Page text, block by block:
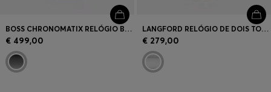
BOSS CHRONOMATIX RELÓGIO BANHADO A PRETO COM MOSTRADOR COM TEXTURA DE MONOGRAMA
€ 499,00
LANGFORD RELÓGIO DE DOIS TONS COM BRACELETE DE CINCO ELOS
€ 279,00